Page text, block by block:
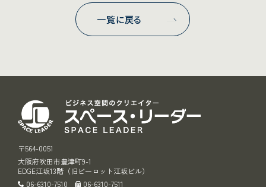
一覧に戻る
〒564-0051
大阪府吹田市豊津町9-1
EDGE江坂13階（旧ビーロット江坂ビル）
06-6310-7510
06-6310-7511